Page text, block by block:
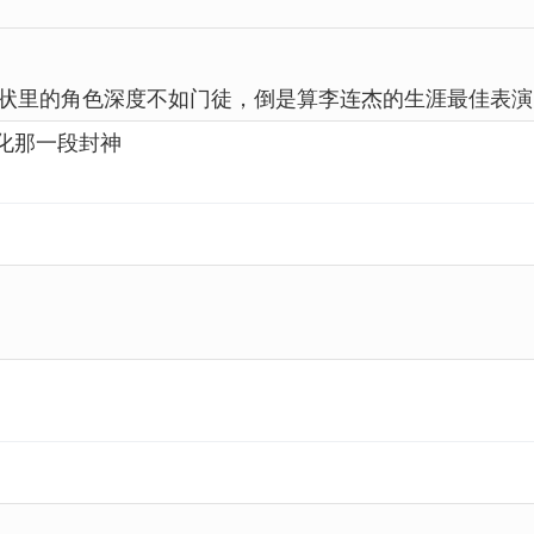
里的角色深度不如门徒，倒是算李连杰的生涯最佳表演
那一段封神